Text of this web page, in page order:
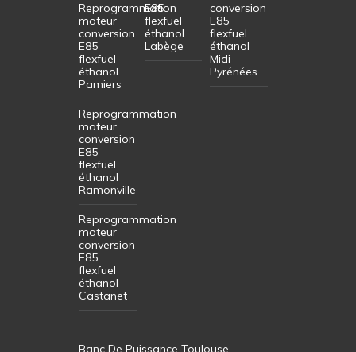
Reprogrammation
moteur
conversion
E85
flexfuel
éthanol
Pamiers
Reprogrammation
moteur
conversion
E85
flexfuel
éthanol
Ramonville
Reprogrammation
moteur
conversion
E85
flexfuel
éthanol
Castanet
E85
flexfuel
éthanol
Labège
conversion
E85
flexfuel
éthanol
Midi
Pyrénées
Banc De Puissance Toulouse